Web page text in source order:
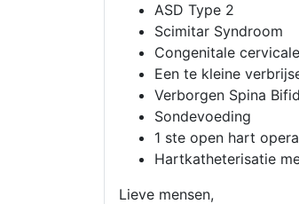
ASD Type 2
Scimitar Syndroom
Congenitale
Een te kleine
Verborgen Spina
Sondevoeding
1 ste open hart
Hartkatheterisatie
Lieve mensen,